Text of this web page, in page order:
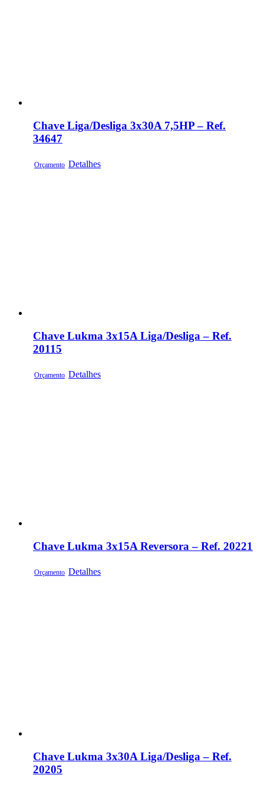
Chave Liga/Desliga 3x30A 7,5HP – Ref.
34647
Orçamento Detalhes
Chave Lukma 3x15A Liga/Desliga – Ref.
20115
Orçamento Detalhes
Chave Lukma 3x15A Reversora – Ref. 20221
Orçamento Detalhes
Chave Lukma 3x30A Liga/Desliga – Ref.
20205